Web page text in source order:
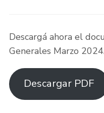
Descargá ahora el
Generales Marzo
Descargar PDF